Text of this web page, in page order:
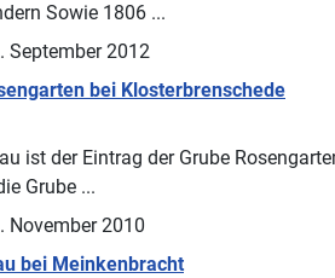
Sowie 1806 ...
September 2012
bei Klosterbrenschede
ist der Eintrag der Grube
Grube ...
November 2010
bei Meinkenbracht